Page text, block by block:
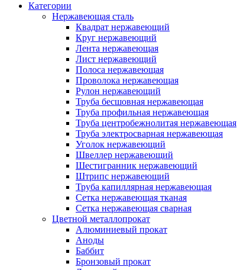
Категории
Нержавеющая сталь
Квадрат нержавеющий
Круг нержавеющий
Лента нержавеющая
Лист нержавеющий
Полоса нержавеющая
Проволока нержавеющая
Рулон нержавеющий
Труба бесшовная нержавеющая
Труба профильная нержавеющая
Труба центробежнолитая нержавеющая
Труба электросварная нержавеющая
Уголок нержавеющий
Швеллер нержавеющий
Шестигранник нержавеющий
Штрипс нержавеющий
Труба капиллярная нержавеющая
Сетка нержавеющая тканая
Сетка нержавеющая сварная
Цветной металлопрокат
Алюминиевый прокат
Аноды
Баббит
Бронзовый прокат